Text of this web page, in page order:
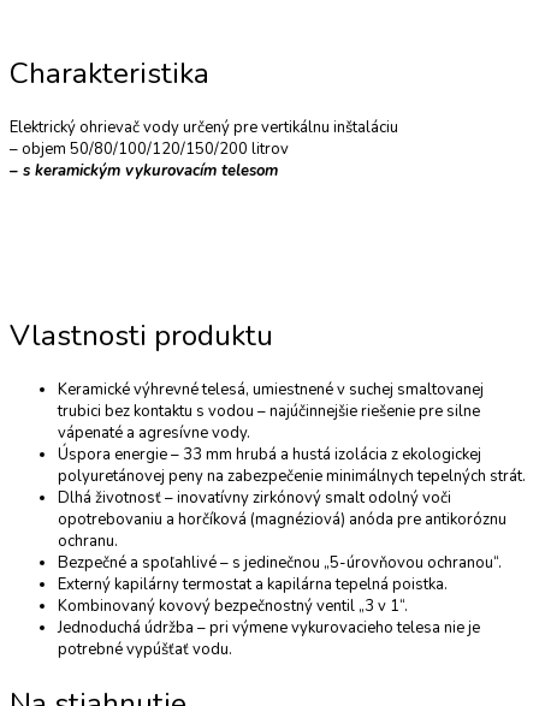
Charakteristika
Elektrický ohrievač vody určený pre vertikálnu inštaláciu
– objem 50/80/100/120/150/200 litrov
– s keramickým vykurovacím telesom
Vlastnosti produktu
Keramické výhrevné telesá, umiestnené v suchej smaltovanej
trubici bez kontaktu s vodou – najúčinnejšie riešenie pre silne
vápenaté a agresívne vody.
Úspora energie – 33 mm hrubá a hustá izolácia z ekologickej
polyuretánovej peny na zabezpečenie minimálnych tepelných strát.
Dlhá životnosť – inovatívny zirkónový smalt odolný voči
opotrebovaniu a horčíková (magnéziová) anóda pre antikoróznu
ochranu.
Bezpečné a spoľahlivé – s jedinečnou „5-úrovňovou ochranou“.
Externý kapilárny termostat a kapilárna tepelná poistka.
Kombinovaný kovový bezpečnostný ventil „3 v 1“.
Jednoduchá údržba – pri výmene vykurovacieho telesa nie je
potrebné vypúšťať vodu.